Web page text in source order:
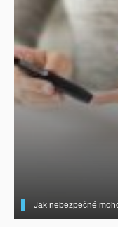
Jak nebezpečné